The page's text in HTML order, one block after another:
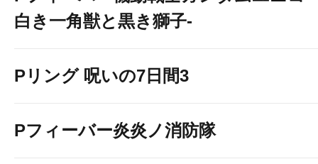
白き一角獣と黒き獅子-
Pリング 呪いの7日間3
Pフィーバー炎炎ノ消防隊